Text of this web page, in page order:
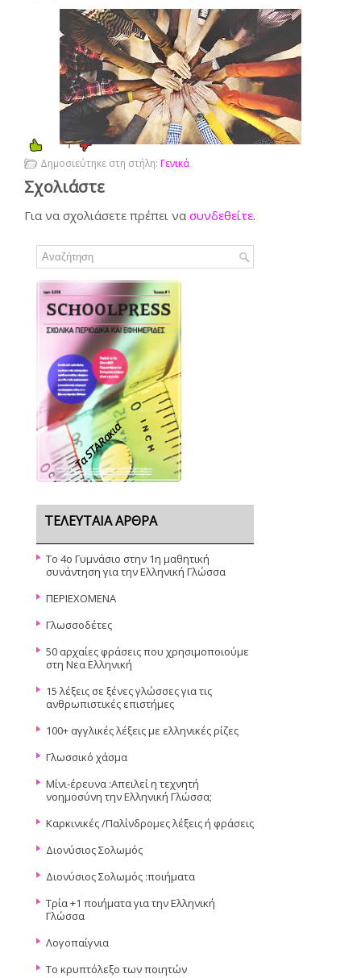
1
Δημοσιεύτηκε στη στήλη: Γενικά
Σχολιάστε
Για να σχολιάσετε πρέπει να συνδεθείτε.
Τα STARακια
ΤΕΛΕΥΤΑΊΑ ΆΡΘΡΑ
Το 4ο Γυμνάσιο στην 1η μαθητική
συνάντηση για την Ελληνική Γλώσσα
ΠΕΡΙΕΧΟΜΕΝΑ
Γλωσσοδέτες
50 αρχαίες φράσεις που χρησιμοποιούμε
στη Νεα Ελληνική
15 λέξεις σε ξένες γλώσσες για τις
ανθρωπιστικές επιστήμες
100+ αγγλικές λέξεις με ελληνικές ρίζες
Γλωσσικό χάσμα
Μίνι-έρευνα :Απειλεί η τεχνητή
νοημοσύνη την Ελληνική Γλώσσα;
Καρκινικές /Παλίνδρομες λέξεις ή φράσεις
Διονύσιος Σολωμός
Διονύσιος Σολωμός :ποιήματα
Τρία +1 ποιήματα για την Ελληνική
Γλώσσα
Λογοπαίγνια
Το κρυπτόλεξο των ποιητών